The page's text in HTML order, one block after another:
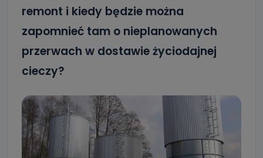
remont i kiedy będzie można
zapomnieć tam o nieplanowanych
przerwach w dostawie życiodajnej
cieczy?